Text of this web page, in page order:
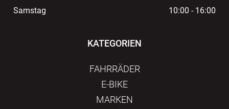
Samstag 10:00 - 16:00
KATEGORIEN
FAHRRÄDER
E-BIKE
MARKEN